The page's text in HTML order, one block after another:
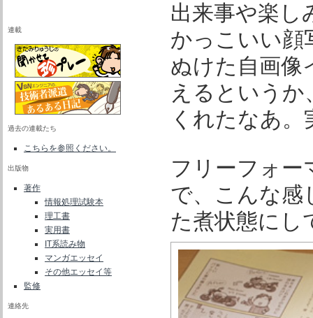
連載
過去の連載たち
こちらを参照ください。
出版物
著作
情報処理試験本
理工書
実用書
IT系読み物
マンガエッセイ
その他エッセイ等
監修
連絡先
出来事や楽し
かっこいい顔
ぬけた自画像
えるという
くれたなあ
フリーフォ
で、こんな感
た煮状態にし